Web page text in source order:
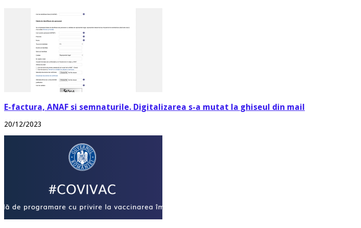
E-factura, ANAF si semnaturile. Digitalizarea s-a mutat la ghiseul din mail
20/12/2023